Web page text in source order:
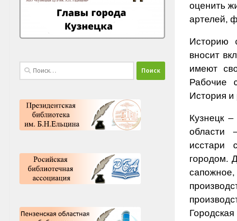
оценить
артелей,
Историю
вносит
имеют
Рабочие
История и
Кузнецк
области
исстари
городом.
Найти: